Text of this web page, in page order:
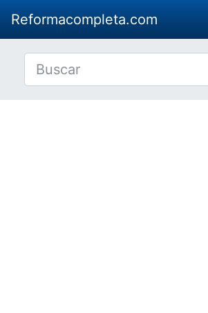
Reformacompleta.com